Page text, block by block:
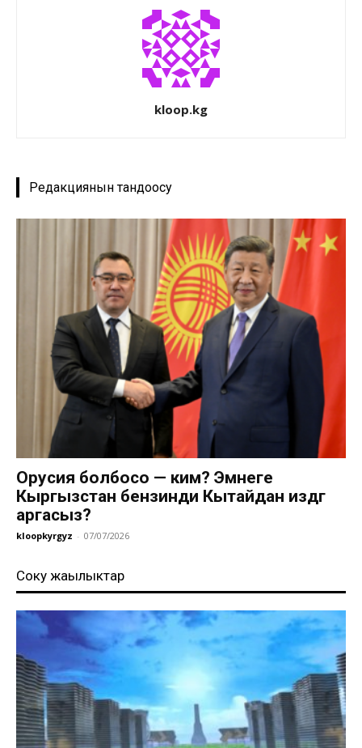
kloop.kg
Редакциянын тандоосу
Орусия болбосо — ким? Эмнеге
Кыргызстан бензинди Кытайдан издөөгө
аргасыз?
kloopkyrgyz - 07/07/2026
Соңку жаңылыктар